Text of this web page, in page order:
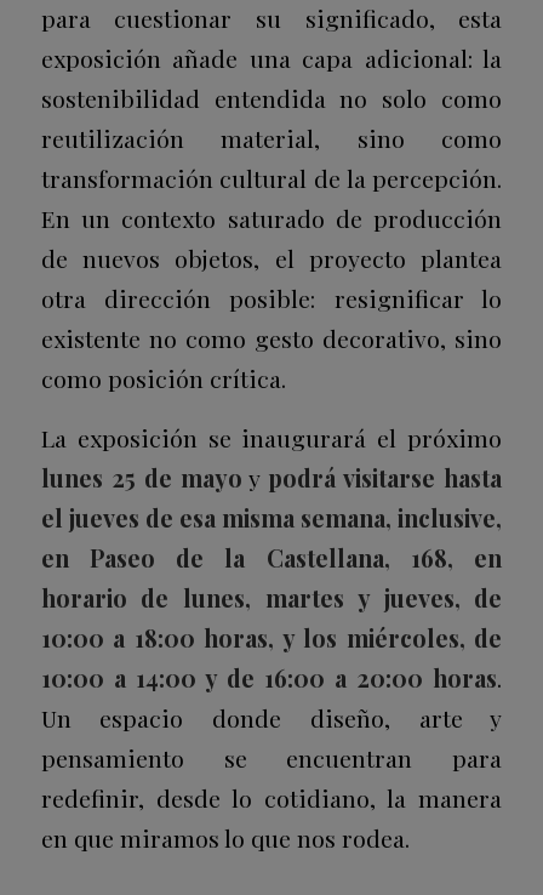
para cuestionar su significado, esta
exposición añade una capa adicional: la
sostenibilidad entendida no solo como
reutilización material, sino como
transformación cultural de la percepción.
En un contexto saturado de producción
de nuevos objetos, el proyecto plantea
otra dirección posible: resignificar lo
existente no como gesto decorativo, sino
como posición crítica.
La exposición se inaugurará el próximo
lunes 25 de mayo y podrá visitarse hasta
el jueves de esa misma semana, inclusive,
en Paseo de la Castellana, 168, en
horario de lunes, martes y jueves, de
10:00 a 18:00 horas, y los miércoles, de
10:00 a 14:00 y de 16:00 a 20:00 horas.
Un espacio donde diseño, arte y
pensamiento se encuentran para
redefinir, desde lo cotidiano, la manera
en que miramos lo que nos rodea.